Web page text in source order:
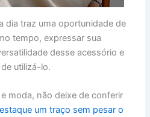
dia traz uma oportunidade de
tempo, expressar sua
desse acessório e
utilizá-lo.
moda, não deixe de conferir
um traço sem pesar o